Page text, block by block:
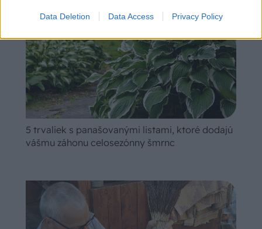
Data Deletion Data Access Privacy Policy
5 trvaliek s panašovanými listami, ktoré dodajú
vášmu záhonu celosezónny šmrnc